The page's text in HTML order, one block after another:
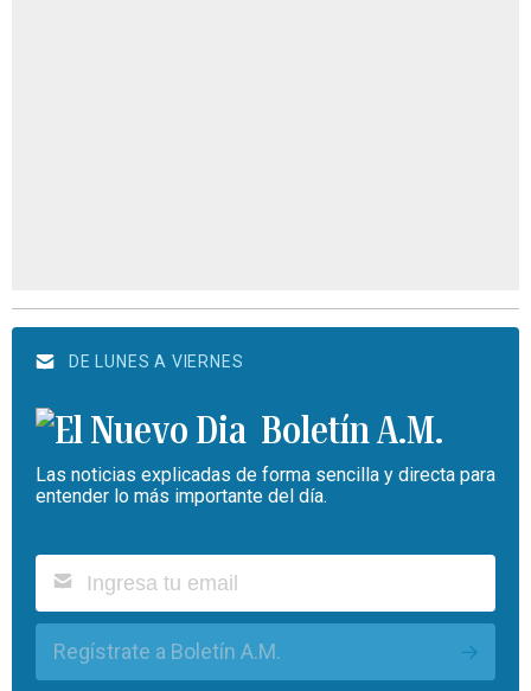
DE LUNES A VIERNES
Boletín A.M.
Las noticias explicadas de forma sencilla y directa para
entender lo más importante del día.
Regístrate a Boletín A.M.